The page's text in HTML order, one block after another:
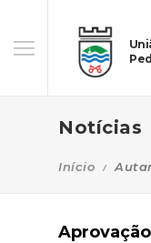
Notícias
Início